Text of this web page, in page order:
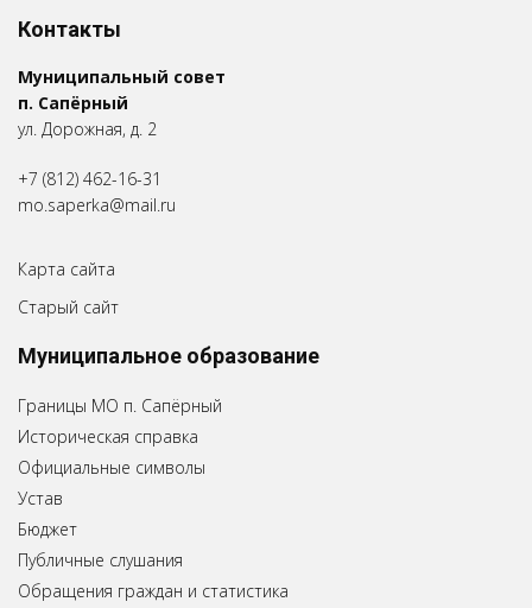
Контакты
Муниципальный совет
п. Сапёрный
ул. Дорожная, д. 2
+7 (812) 462-16-31
mo.saperka@mail.ru
Карта сайта
Старый сайт
Муниципальное образование
Границы МО п. Сапёрный
Историческая справка
Официальные символы
Устав
Бюджет
Публичные слушания
Обращения граждан и статистика